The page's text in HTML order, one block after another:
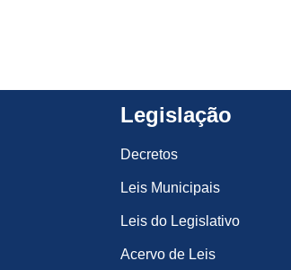
Legislação
Decretos
Leis Municipais
Leis do Legislativo
Acervo de Leis